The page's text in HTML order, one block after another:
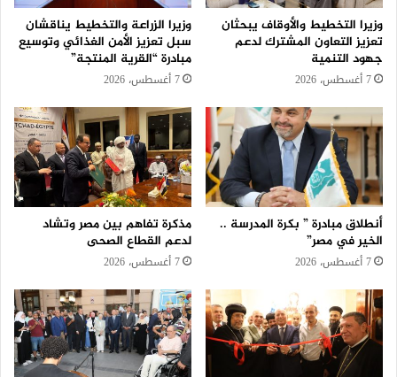
وزيرا التخطيط والأوقاف يبحثان
تعزيز التعاون المشترك لدعم
جهود التنمية
7 أغسطس، 2026
وزيرا الزراعة والتخطيط يناقشان
سبل تعزيز الأمن الغذائي وتوسيع
مبادرة “القرية المنتجة”
7 أغسطس، 2026
أنطلاق مبادرة ” بكرة المدرسة ..
الخير في مصر”
7 أغسطس، 2026
مذكرة تفاهم بين مصر وتشاد
لدعم القطاع الصحى
7 أغسطس، 2026